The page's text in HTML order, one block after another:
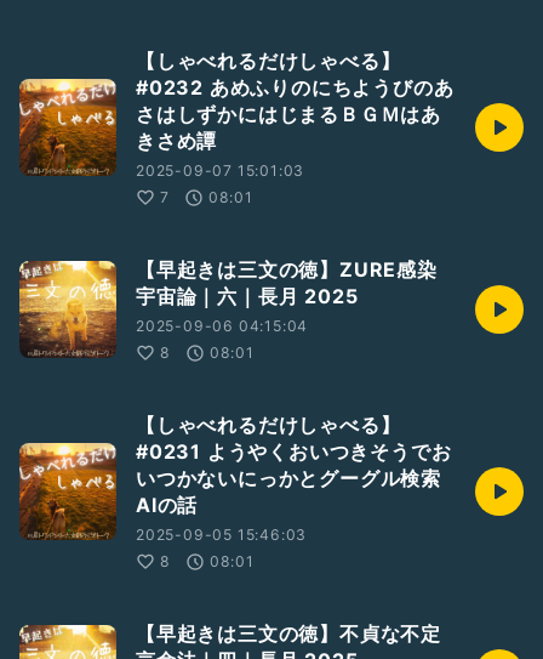
【しゃべれるだけしゃべる】
#0232 あめふりのにちようびのあ
さはしずかにはじまるＢＧＭはあ
きさめ譚
2025-09-07 15:01:03
7
08:01
【早起きは三文の徳】ZURE感染
宇宙論｜六｜長月 2025
2025-09-06 04:15:04
8
08:01
【しゃべれるだけしゃべる】
#0231 ようやくおいつきそうでお
いつかないにっかとグーグル検索
AIの話
2025-09-05 15:46:03
8
08:01
【早起きは三文の徳】不貞な不定